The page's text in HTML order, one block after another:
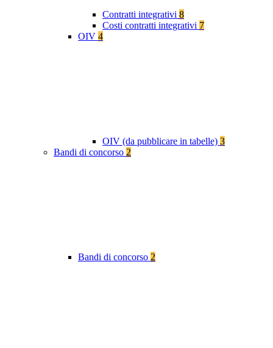
Contratti integrativi 8
Costi contratti integrativi 7
OIV 4
OIV (da pubblicare in tabelle) 3
Bandi di concorso 2
Bandi di concorso 2